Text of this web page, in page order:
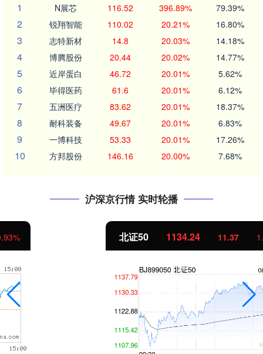
1
N展芯 116.52 396.89% 79.39%
2 锐翔智能 110.02 20.21% 16.80%
3 志特新材 14.8 20.03% 14.18%
4 博腾股份 20.44 20.02% 14.77%
5 近岸蛋白 46.72 20.01% 5.62%
6 毕得医药 61.6 20.01% 6.12%
7 五洲医疗 83.62 20.01% 18.37%
8 耐科装备 49.67 20.01% 6.83%
9 一博科技 53.33 20.01% 17.26%
10 方邦股份 146.16 20.00% 7.68%
沪深京行情 实时轮播
1134.24 11.37 1.01%